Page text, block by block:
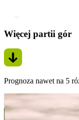
Więcej partii gór
Prognoza nawet na 5